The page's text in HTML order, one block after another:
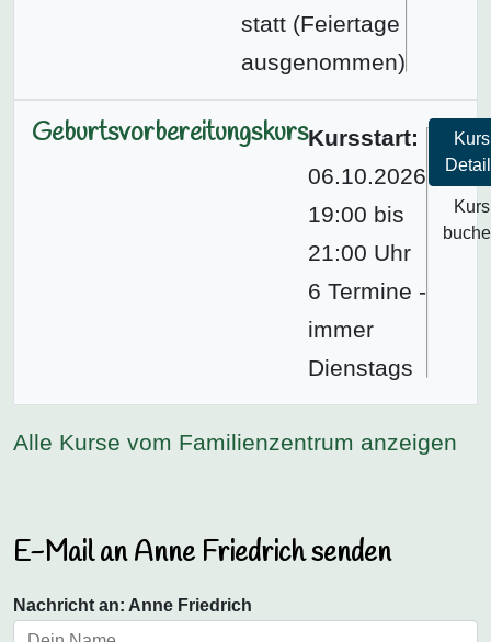
statt (Feiertage
ausgenommen)
GeburtsvorbereitungskursKursstart:
06.10.2026
19:00 bis
21:00 Uhr
6 Termine -
immer
Dienstags
Kurs
Kurs
Alle Kurse vom Familienzentrum anzeigen
E-Mail an Anne Friedrich senden
Nachricht an: Anne Friedrich